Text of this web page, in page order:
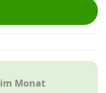
im Monat